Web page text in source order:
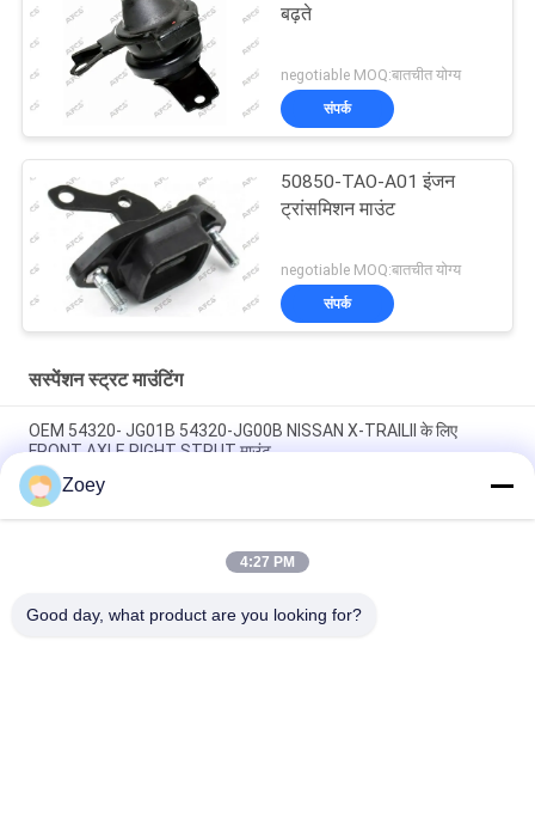
बढ़ते
negotiable MOQ:बातचीत योग्य
संपर्क
50850-TAO-A01 इंजन
ट्रांसमिशन माउंट
negotiable MOQ:बातचीत योग्य
संपर्क
सस्पेंशन स्ट्रट माउंटिंग
OEM 54320- JG01B 54320-JG00B NISSAN X-TRAILII के लिए
FRONT AXLE RIGHT STRUT माउंट
OEM 54610-37100 54610-26000 हुंडई सांता फे बेस मॉडल के लिए फ्रंट
एक्सल स्ट्रट माउंट
48609-02220 48609-20500 टोयोटा कोरोला सेलन के लिए फ्रंट एक्सल राइट
Zoey
4:27 PM
Good day, what product are you looking for?